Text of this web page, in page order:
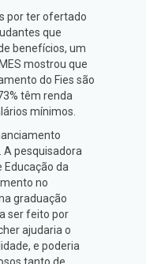
por ter ofertado
que
benefícios, um
mostrou que
do Fies são
têm renda
mínimos.
A pesquisadora
Educação da
no
graduação
ser feito por
ajudaria o
e poderia
tanto de